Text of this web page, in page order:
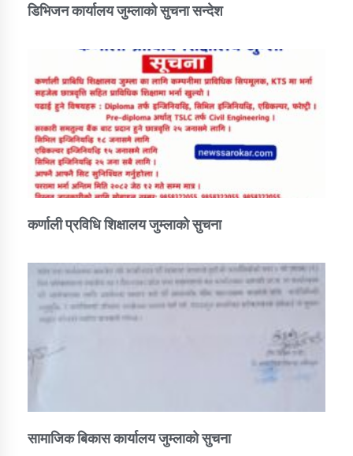
कर्णाली प्राविधि शिक्षालय जुम्लाको सुचना
तातोपानी गाउँपालिकाको न्यायिक समिति सम्बन्धी सन्देश
तातोपानी गाउँपालिका जुम्लाको महिला तथा लैङ्गिक हिंसा
तातोपानी गाउँपालिका जुम्लाको महिनावारी सम्बन्धिकाे
तातोपानी गाउँपालिका जुम्लाको बालविवाह सन्देश
तातोपानी गाउँपालिका जुम्लाको सूचना
डिभिजन कार्यालय जुम्लाको सुचना सन्देश
कर्णाली प्रविधि शिक्षालय जुम्लाको सुचना
सामाजिक बिकास कार्यालय जुम्लाकाे सुचना